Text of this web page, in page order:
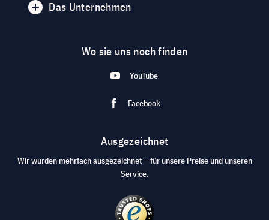
Das Unternehmen
Wo sie uns noch finden
YouTube
Facebook
Ausgezeichnet
Wir wurden mehrfach ausgezeichnet – für unsere Preise und unseren
Service.